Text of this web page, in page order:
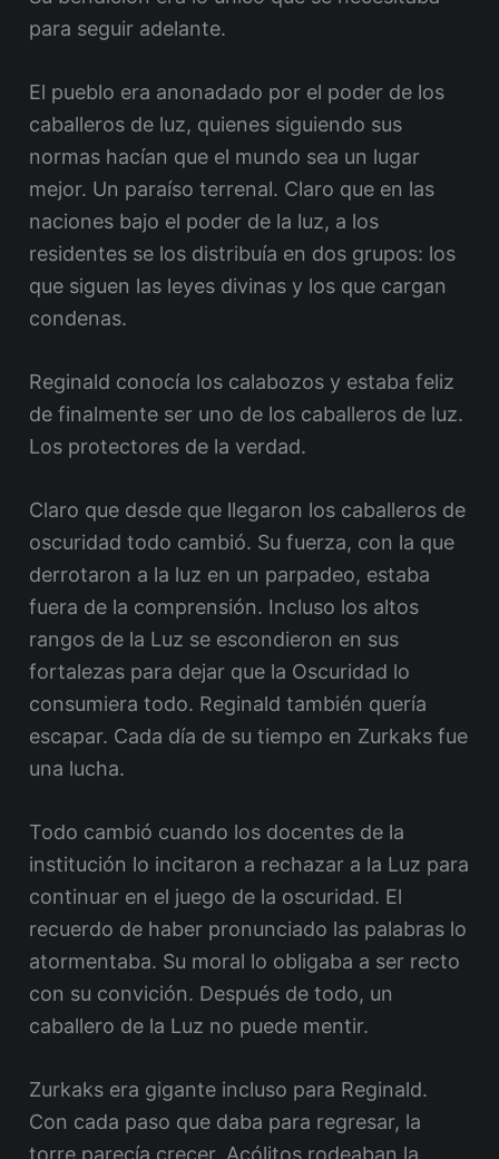
para seguir adelante.
El pueblo era anonadado por el poder de los
caballeros de luz, quienes siguiendo sus
normas hacían que el mundo sea un lugar
mejor. Un paraíso terrenal. Claro que en las
naciones bajo el poder de la luz, a los
residentes se los distribuía en dos grupos: los
que siguen las leyes divinas y los que cargan
condenas.
Reginald conocía los calabozos y estaba feliz
de finalmente ser uno de los caballeros de luz.
Los protectores de la verdad.
Claro que desde que llegaron los caballeros de
oscuridad todo cambió. Su fuerza, con la que
derrotaron a la luz en un parpadeo, estaba
fuera de la comprensión. Incluso los altos
rangos de la Luz se escondieron en sus
fortalezas para dejar que la Oscuridad lo
consumiera todo. Reginald también quería
escapar. Cada día de su tiempo en Zurkaks fue
una lucha.
Todo cambió cuando los docentes de la
institución lo incitaron a rechazar a la Luz para
continuar en el juego de la oscuridad. El
recuerdo de haber pronunciado las palabras lo
atormentaba. Su moral lo obligaba a ser recto
con su convición. Después de todo, un
caballero de la Luz no puede mentir.
Zurkaks era gigante incluso para Reginald.
Con cada paso que daba para regresar, la
torre parecía crecer. Acólitos rodeaban la